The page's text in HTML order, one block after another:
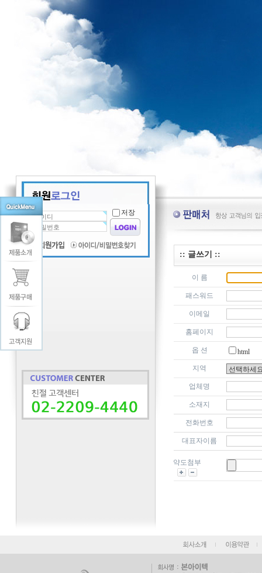
저장
:: 글쓰기 ::
이 름
패스워드
이메일
홈페이지
옵 션
html
지역
업체명
소재지
전화번호
대표자이름
약도첨부